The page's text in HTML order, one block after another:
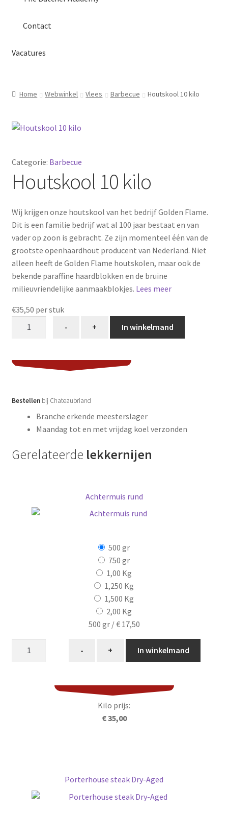
Contact
Vacatures
Home Webwinkel Vlees Barbecue Houtskool 10 kilo
Categorie: Barbecue
Houtskool 10 kilo
Wij krijgen onze houtskool van het bedrijf Golden Flame.
Dit is een familie bedrijf wat al 100 jaar bestaat en van
vader op zoon is gebracht. Ze zijn momenteel één van de
grootste openhaardhout producent van Nederland. Niet
alleen heeft de Golden Flame houtskolen, maar ook de
bekende paraffine haardblokken en de bruine
milieuvriendelijke aanmaakblokjes. Lees meer
€35,50 per stuk
-
aantal
+ In winkelmand
Bestellenbij Chateaubriand
Branche erkende meesterslager
Maandag tot en met vrijdag koel verzonden
Gerelateerde lekkernijen
Achtermuis rund
500 gr
750 gr
1,00 Kg
1,250 Kg
1,500 Kg
2,00 Kg
500 gr /€ 17,50
- + In winkelmand
Kilo prijs:
€ 35,00
Porterhouse steak Dry-Aged